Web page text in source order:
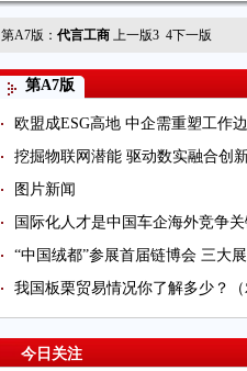
第A7版： 代言工商 上一版3 4下一版
第A7
欧盟成ESG高地 中企需重塑工作
挖掘物联网潜能 驱动数实融合创
图片新闻
国际化人才是中国车企海外竞争
“中国绒都”参展首届链博会 三大
我国板栗贸易情况你了解多少？（
今日关注